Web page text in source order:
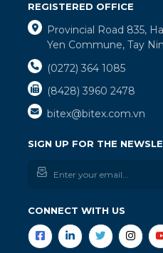
REGISTERED OFFICE
Provincial Road 835,
Yen Commune, Tay
(0272) 364 1085
(8428) 3960 2478
bitex@bitex.com.vn
SIGN UP FOR THE
CONNECT WITH US